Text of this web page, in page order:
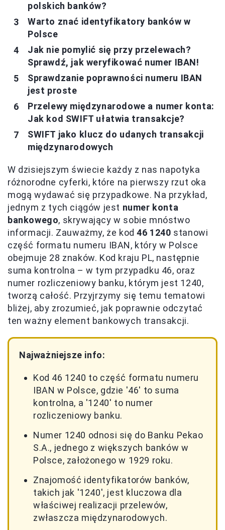
polskich banków?
Warto znać identyfikatory banków w
Polsce
Jak nie pomylić się przy przelewach?
Sprawdź, jak weryfikować numer IBAN!
Sprawdzanie poprawności numeru IBAN
jest proste
Przelewy międzynarodowe a numer konta:
Jak kod SWIFT ułatwia transakcje?
SWIFT jako klucz do udanych transakcji
międzynarodowych
W dzisiejszym świecie każdy z nas napotyka
różnorodne cyferki, które na pierwszy rzut oka
mogą wydawać się przypadkowe. Na przykład,
jednym z tych ciągów jest numer konta
bankowego, skrywający w sobie mnóstwo
informacji. Zauważmy, że kod46 1240 stanowi
część formatu numeru IBAN, który w Polsce
obejmuje 28 znaków. Kod kraju PL, następnie
suma kontrolna – w tym przypadku 46, oraz
numer rozliczeniowy banku, którym jest 1240,
tworzą całość. Przyjrzymy się temu tematowi
bliżej, aby zrozumieć, jak poprawnie odczytać
ten ważny element bankowych transakcji.
Najważniejsze info:
Kod 46 1240 to część formatu numeru
IBAN w Polsce, gdzie '46' to suma
kontrolna, a '1240' to numer
rozliczeniowy banku.
Numer 1240 odnosi się do Banku Pekao
S.A., jednego z większych banków w
Polsce, założonego w 1929 roku.
Znajomość identyfikatorów banków,
takich jak '1240', jest kluczowa dla
właściwej realizacji przelewów,
zwłaszcza międzynarodowych.